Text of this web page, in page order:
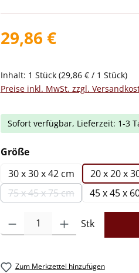
29,86 €
Inhalt: 1 Stück (29,86 € / 1 Stück)
Preise inkl. MwSt. zzgl.
Sofort verfügbar, Lieferzeit: 1-3
Größeauswählen
30 x 30 x 42 cm
20 x 20 x
75 x 45 x 75 cm(Diese Option ist zurzeit
45 x 45 x
Produkt Anzahl: Gib den
Stk
Zum Merkzettel hinzufügen